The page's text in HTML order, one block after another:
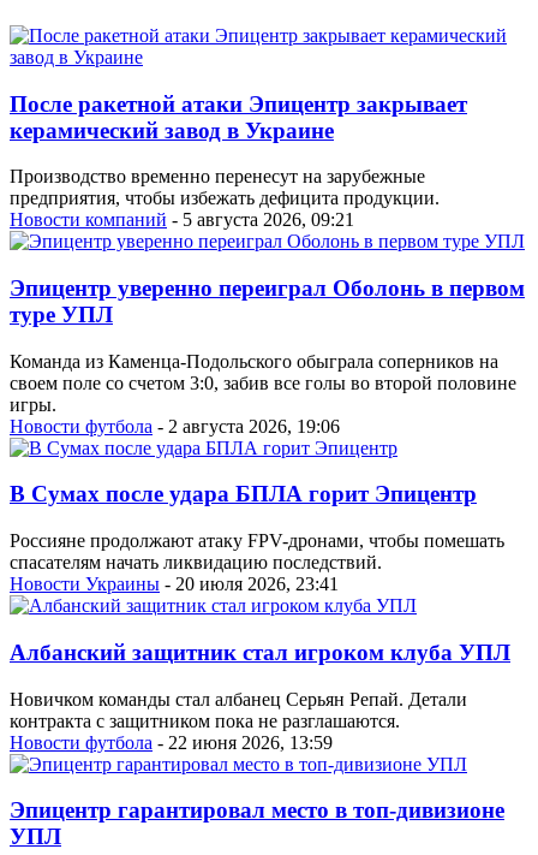
После ракетной атаки Эпицентр закрывает
керамический завод в Украине
Производство временно перенесут на зарубежные
предприятия, чтобы избежать дефицита продукции.
Новости компаний - 5 августа 2026, 09:21
Эпицентр уверенно переиграл Оболонь в первом
туре УПЛ
Команда из Каменца-Подольского обыграла соперников на
своем поле со счетом 3:0, забив все голы во второй половине
игры.
Новости футбола - 2 августа 2026, 19:06
В Сумах после удара БПЛА горит Эпицентр
Россияне продолжают атаку FPV-дронами, чтобы помешать
спасателям начать ликвидацию последствий.
Новости Украины - 20 июля 2026, 23:41
Албанский защитник стал игроком клуба УПЛ
Новичком команды стал албанец Серьян Репай. Детали
контракта с защитником пока не разглашаются.
Новости футбола - 22 июня 2026, 13:59
Эпицентр гарантировал место в топ-дивизионе
УПЛ